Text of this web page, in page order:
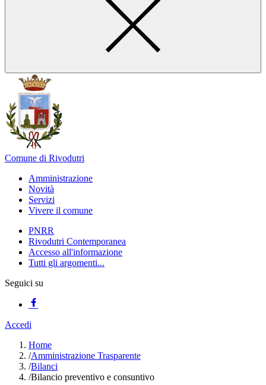
Comune di Rivodutri
Amministrazione
Novità
Servizi
Vivere il comune
PNRR
Rivodutri Contemporanea
Accesso all'informazione
Tutti gli argomenti...
Seguici su
Accedi
Home
/Amministrazione Trasparente
/Bilanci
/Bilancio preventivo e consuntivo